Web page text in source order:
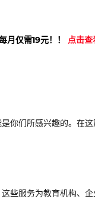
月仅需19元！！ 点击查
你们所感兴趣的。在
些服务为教育机构、